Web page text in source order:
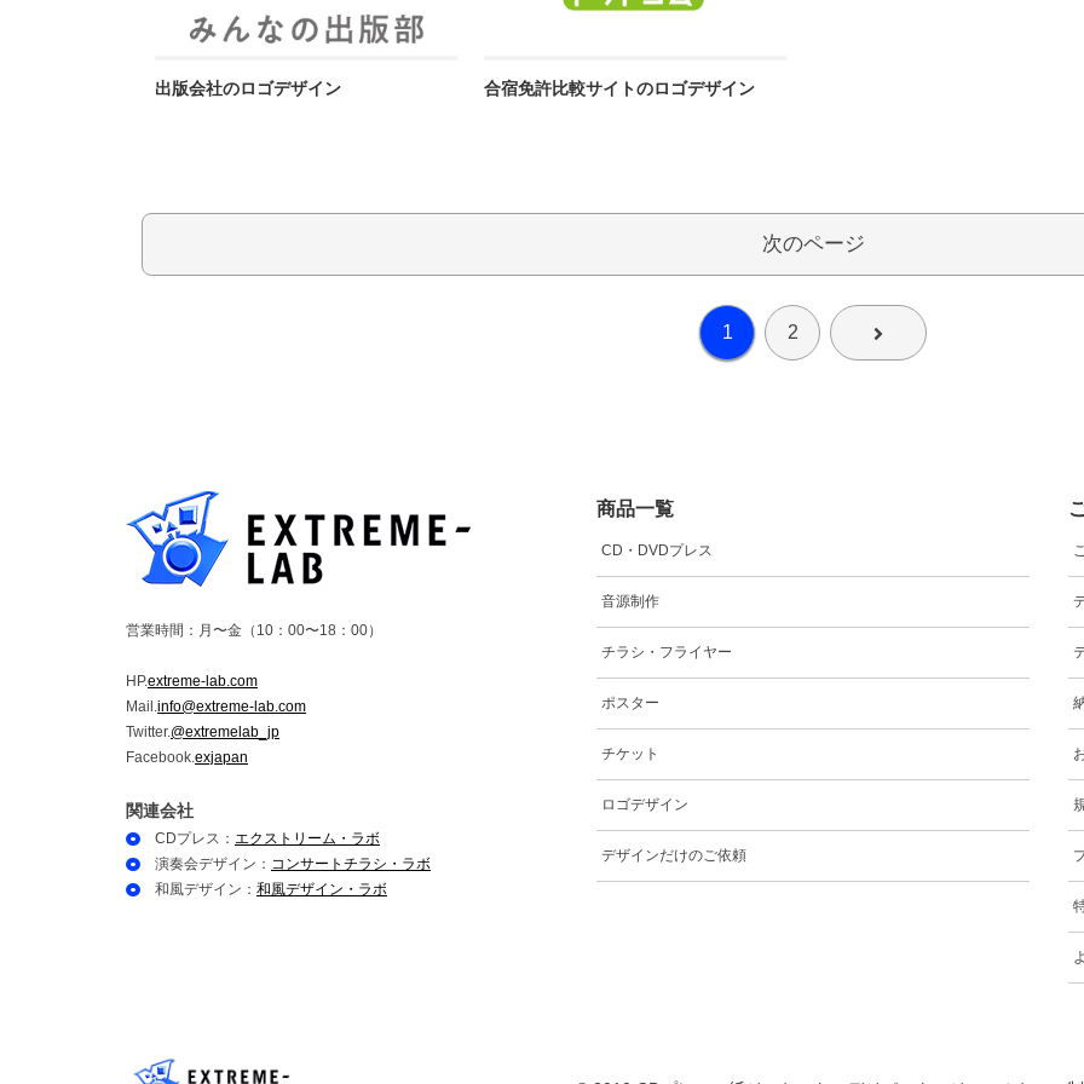
出版会社のロゴデザイン 合宿免許比較サイトのロゴデザイン
次のページ
1 2 次へ
営業時間：月〜金（10：00〜18：00）
HP.extreme-lab.com
Mail.info@extreme-lab.com
Twitter.@extremelab_jp
Facebook.exjapan
関連会社
CDプレス： エクストリーム・ラボ
演奏会デザイン： コンサートチラシ・ラボ
和風デザイン： 和風デザイン・ラボ
商品一覧
CD・DVDプレス
音源制作
チラシ・フライヤー
ポスター
チケット
ロゴデザイン
デザインだけのご依頼